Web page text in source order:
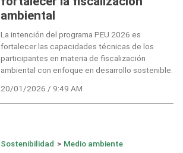
ambiental
La intención del programa PEU 2026 es
fortalecer las capacidades técnicas de los
participantes en materia de fiscalización
ambiental con enfoque en desarrollo sostenible.
20/01/2026 / 9:49 AM
Sostenibilidad > Medio ambiente